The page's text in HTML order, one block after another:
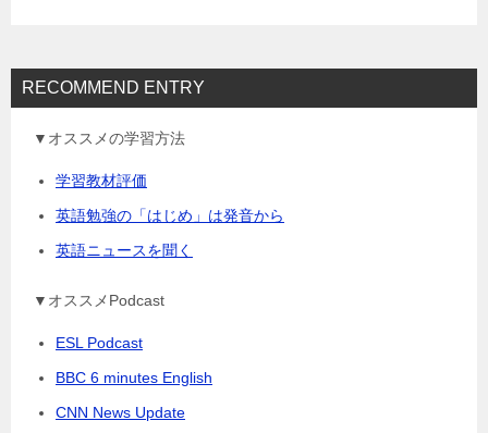
RECOMMEND ENTRY
▼オススメの学習方法
学習教材評価
英語勉強の「はじめ」は発音から
英語ニュースを聞く
▼オススメPodcast
ESL Podcast
BBC 6 minutes English
CNN News Update